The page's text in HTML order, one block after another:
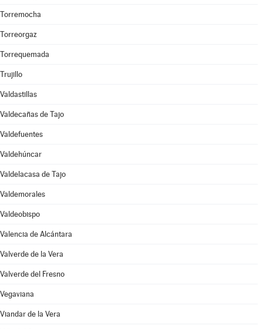
Torremocha
Torreorgaz
Torrequemada
Trujillo
Valdastillas
Valdecañas de Tajo
Valdefuentes
Valdehúncar
Valdelacasa de Tajo
Valdemorales
Valdeobispo
Valencia de Alcántara
Valverde de la Vera
Valverde del Fresno
Vegaviana
Viandar de la Vera